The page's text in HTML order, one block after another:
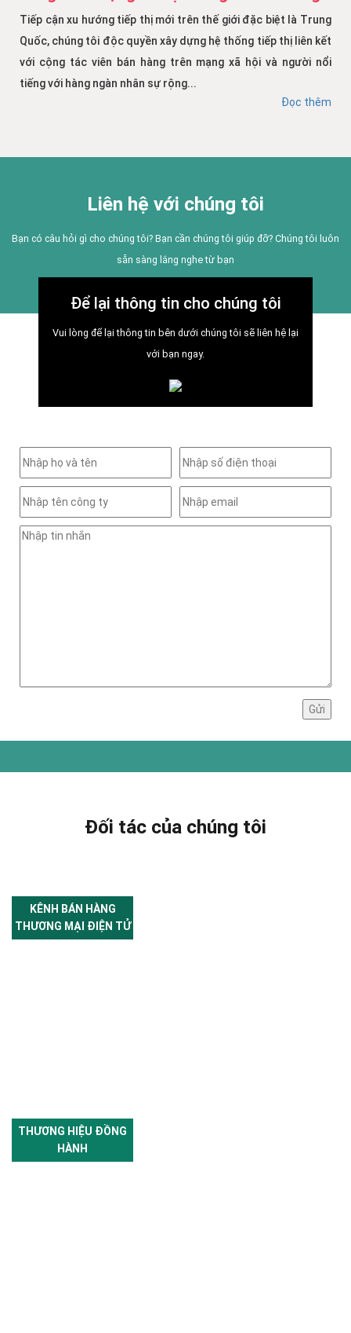
Tiếp cận xu hướng tiếp thị mới trên thế giới đặc biệt là Trung
Quốc, chúng tôi độc quyền xây dựng hệ thống tiếp thị liên kết
với cộng tác viên bán hàng trên mạng xã hội và người nổi
tiếng với hàng ngàn nhân sự rộng...
Đọc thêm
Liên hệ với chúng tôi
Bạn có câu hỏi gì cho chúng tôi? Bạn cần chúng tôi giúp đỡ? Chúng tôi luôn
sẵn sàng lắng nghe từ bạn
Để lại thông tin cho chúng tôi
Vui lòng để lại thông tin bên dưới chúng tôi sẽ liên hệ lại
với bạn ngay.
Đối tác của chúng tôi
KÊNH BÁN HÀNG
THƯƠNG MẠI ĐIỆN TỬ
THƯƠNG HIỆU ĐỒNG
HÀNH